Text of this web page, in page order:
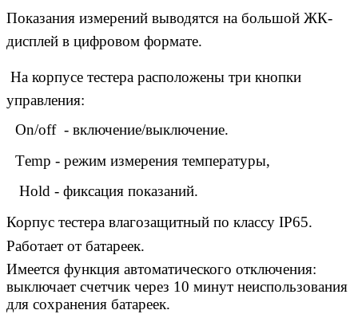
Показания измерений выводятся на большой ЖК-
дисплей в цифровом формате.
На корпусе тестера расположены три кнопки
управления:
On/off - включение/выключение.
Тemp - режим измерения температуры,
Hold - фиксация показаний.
Корпус тестера влагозащитный по классу IP65.
Работает от батареек.
Имеется функция автоматического отключения:
выключает счетчик через 10 минут неиспользования
для сохранения батареек.